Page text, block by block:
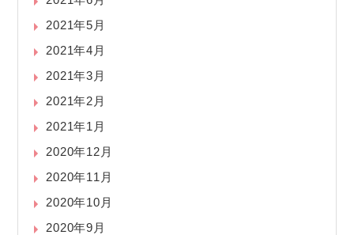
2021年5月
2021年4月
2021年3月
2021年2月
2021年1月
2020年12月
2020年11月
2020年10月
2020年9月